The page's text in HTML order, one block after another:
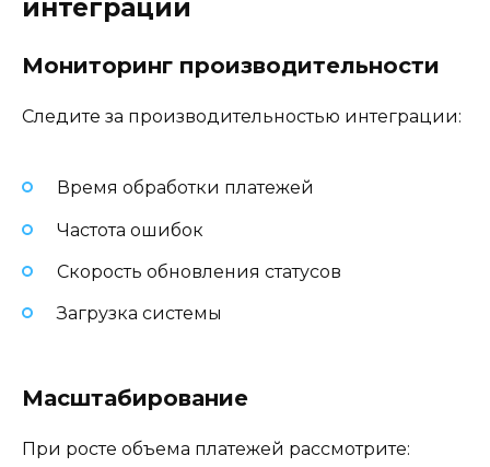
интеграции
Мониторинг производительности
Следите за производительностью интеграции:
Время обработки платежей
Частота ошибок
Скорость обновления статусов
Загрузка системы
Масштабирование
При росте объема платежей рассмотрите: